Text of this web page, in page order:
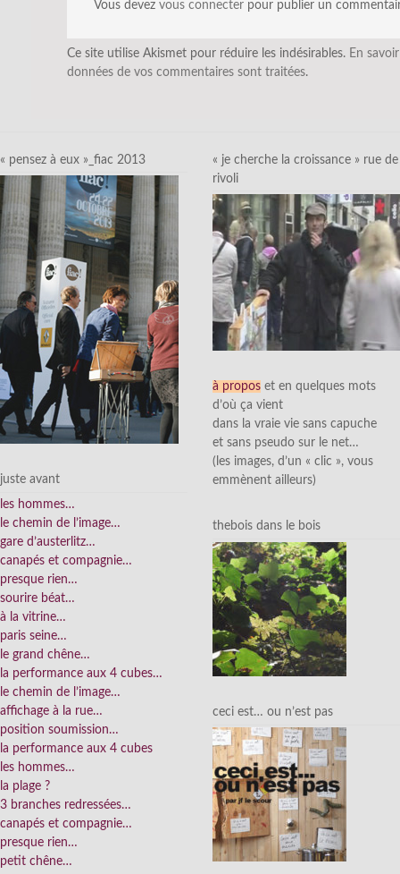
Vous devez vous connecter pour publier un
Ce site utilise Akismet pour réduire les indésirables. En
données de vos commentaires sont traitées.
« pensez à eux »_fiac 2013
juste avant
les hommes…
le chemin de l’image…
gare d’austerlitz…
canapés et compagnie…
presque rien…
sourire béat…
à la vitrine…
paris seine…
le grand chêne…
la performance aux 4 cubes…
le chemin de l’image…
affichage à la rue…
position soumission…
la performance aux 4 cubes
les hommes…
la plage ?
3 branches redressées…
canapés et compagnie…
presque rien…
petit chêne…
« je cherche la croissance » rue de
rivoli
à propos et en quelques mots
d’où ça vient
dans la vraie vie sans capuche
et sans pseudo sur le net…
(les images, d’un « clic », vous
emmènent ailleurs)
thebois dans le bois
ceci est… ou n’est pas